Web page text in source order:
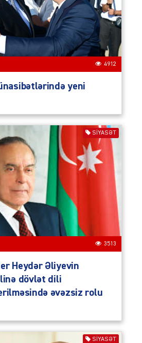
4912
yeni
SIYASƏT
3513
Heydər Əliyevin
dövlət dili
əvəzsiz rolu
SIYASƏT